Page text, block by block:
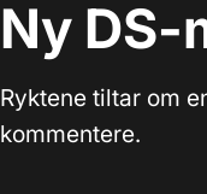
Ny DS-
Ryktene tiltar om
kommentere.